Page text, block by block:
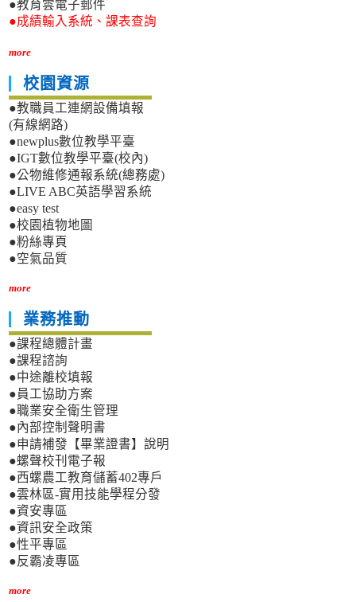
●教育雲電子郵件
●成績輸入系統、課表查詢
more
校園資源
●教職員工連網設備填報
(有線網路)
●newplus數位教學平臺
●IGT數位教學平臺(校內)
●公物維修通報系統(總務處)
●LIVE ABC英語學習系統
●easy test
●校園植物地圖
●粉絲專頁
●空氣品質
more
業務推動
●課程總體計畫
●課程諮詢
●中途離校填報
●員工協助方案
●職業安全衛生管理
●內部控制聲明書
●申請補發【畢業證書】說明
●螺聲校刊電子報
●西螺農工教育儲蓄402專戶
●雲林區-實用技能學程分發
●資安專區
●資訊安全政策
●性平專區
●反霸凌專區
more